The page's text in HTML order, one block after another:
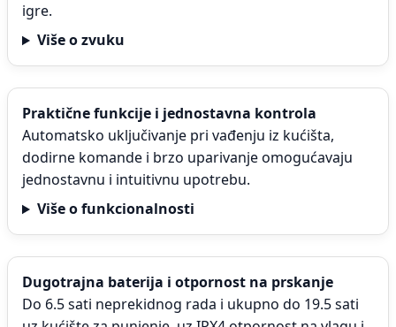
igre.
Više o zvuku
Praktične funkcije i jednostavna kontrola
Automatsko uključivanje pri vađenju iz kućišta,
dodirne komande i brzo uparivanje omogućavaju
jednostavnu i intuitivnu upotrebu.
Više o funkcionalnosti
Dugotrajna baterija i otpornost na prskanje
Do 6.5 sati neprekidnog rada i ukupno do 19.5 sati